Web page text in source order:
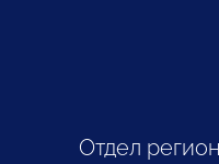
Отдел